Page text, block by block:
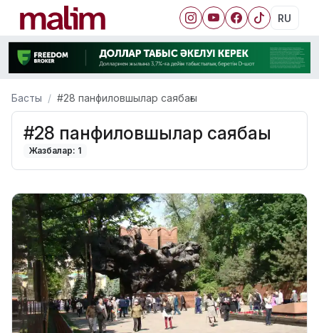
RU
Басты #28 панфиловшылар саябағы
#28 панфиловшылар саябағы
Жазбалар: 1